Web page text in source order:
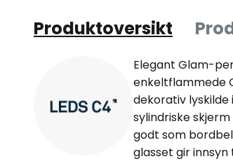
Produktoversikt
Elegant Glam-
enkeltflammede
dekorativ lyskilde
sylindriske
godt som
glasset gir innsyn